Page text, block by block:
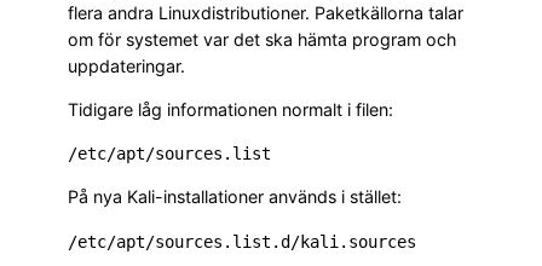
flera andra Linuxdistributioner. Paketkällorna talar
om för systemet var det ska hämta program och
uppdateringar.
Tidigare låg informationen normalt i filen:
På nya Kali-installationer används i stället: